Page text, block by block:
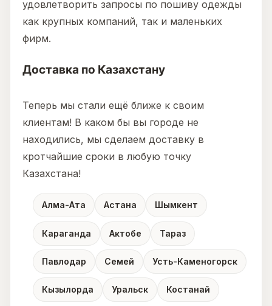
удовлетворить запросы по пошиву одежды
как крупных компаний, так и маленьких
фирм.
Доставка по Казахстану
Теперь мы стали ещё ближе к своим
клиентам! В каком бы вы городе не
находились, мы сделаем доставку в
кротчайшие сроки в любую точку
Казахстана!
Алма-Ата Астана Шымкент
Караганда Актобе Тараз
Павлодар Семей Усть-Каменогорск
Кызылорда Уральск Костанай